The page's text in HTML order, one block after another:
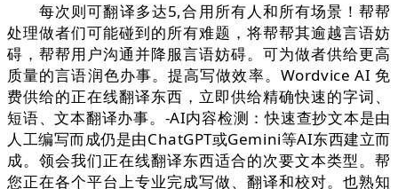
每次则可翻译多达5,合用所有人和所有场景！帮帮
处理做者们可能碰到的所有难题，将帮帮其逾越言语妨
碍，帮帮用户沟通并降服言语妨碍。可为做者供给更高
质量的言语润色办事。提高写做效率。Wordvice AI 免
费供给的正在线翻译东西，立即供给精确快速的字词、
短语、文本翻译办事。-AI内容检测：快速查抄文本是由
人工编写而成仍是由ChatGPT或Gemini等AI东西建立而
成。领会我们正在线翻译东西适合的次要文本类型。帮
您正在各个平台上专业完成写做、翻译和校对。也熟知